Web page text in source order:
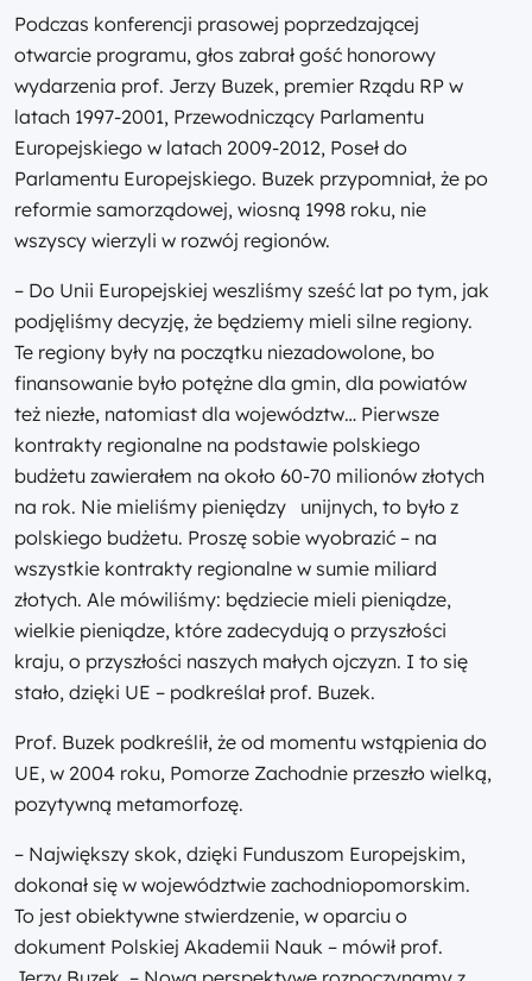
Podczas konferencji prasowej poprzedzającej
otwarcie programu, głos zabrał gość honorowy
wydarzenia prof. Jerzy Buzek, premier Rządu RP w
latach 1997-2001, Przewodniczący Parlamentu
Europejskiego w latach 2009-2012, Poseł do
Parlamentu Europejskiego. Buzek przypomniał, że po
reformie samorządowej, wiosną 1998 roku, nie
wszyscy wierzyli w rozwój regionów.
– Do Unii Europejskiej weszliśmy sześć lat po tym, jak
podjęliśmy decyzję, że będziemy mieli silne regiony.
Te regiony były na początku niezadowolone, bo
finansowanie było potężne dla gmin, dla powiatów
też niezłe, natomiast dla województw… Pierwsze
kontrakty regionalne na podstawie polskiego
budżetu zawierałem na około 60-70 milionów złotych
na rok. Nie mieliśmy pieniędzy unijnych, to było z
polskiego budżetu. Proszę sobie wyobrazić – na
wszystkie kontrakty regionalne w sumie miliard
złotych. Ale mówiliśmy: będziecie mieli pieniądze,
wielkie pieniądze, które zadecydują o przyszłości
kraju, o przyszłości naszych małych ojczyzn. I to się
stało, dzięki UE – podkreślał prof. Buzek.
Prof. Buzek podkreślił, że od momentu wstąpienia do
UE, w 2004 roku, Pomorze Zachodnie przeszło wielką,
pozytywną metamorfozę.
– Największy skok, dzięki Funduszom Europejskim,
dokonał się w województwie zachodniopomorskim.
To jest obiektywne stwierdzenie, w oparciu o
dokument Polskiej Akademii Nauk – mówił prof.